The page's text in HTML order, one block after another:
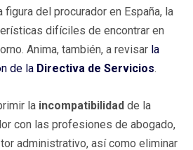
figura del procurador en España, la
difíciles de encontrar en
Anima, también, a revisar la
de la Directiva de Servicios.
la incompatibilidad de la
con las profesiones de abogado,
administrativo, así como eliminar